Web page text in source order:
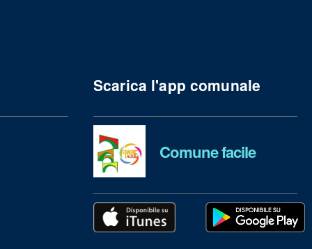
Scarica l'app comunale
Comune facile